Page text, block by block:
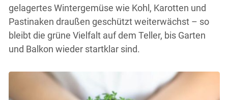
gelagertes Wintergemüse wie Kohl, Karotten und
Pastinaken draußen geschützt weiterwächst – so
bleibt die grüne Vielfalt auf dem Teller, bis Garten
und Balkon wieder startklar sind.